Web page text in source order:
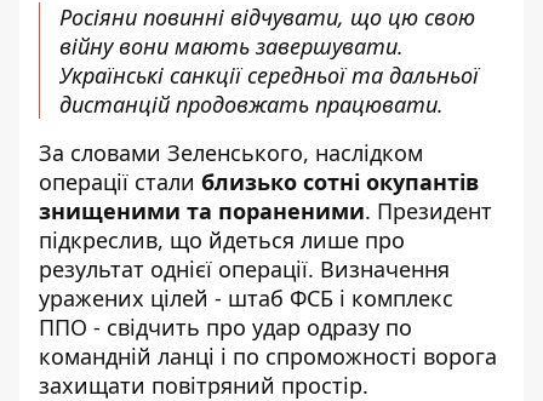
Росіяни повинні відчувати, що цю свою
війну вони мають завершувати.
Українські санкції середньої та дальньої
дистанцій продовжать працювати.
За словами Зеленського, наслідком
операції стали близько сотні окупантів
знищеними та пораненими. Президент
підкреслив, що йдеться лише про
результат однієї операції. Визначення
уражених цілей - штаб ФСБ і комплекс
ППО - свідчить про удар одразу по
командній ланці і по спроможності ворога
захищати повітряний простір.